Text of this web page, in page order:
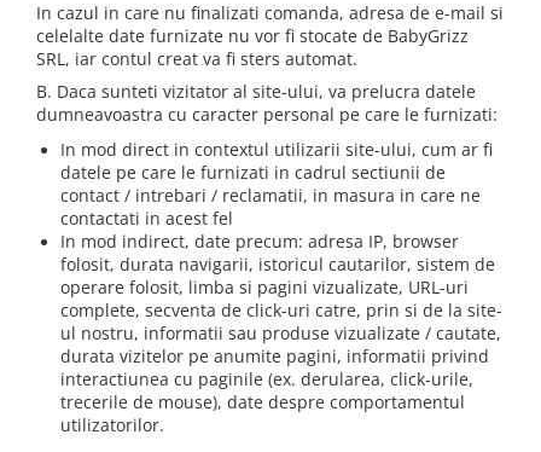
In cazul in care nu finalizati comanda, adresa de e-mail si
celelalte date furnizate nu vor fi stocate de BabyGrizz
SRL, iar contul creat va fi sters automat.
B. Daca sunteti vizitator al site-ului, va prelucra datele
dumneavoastra cu caracter personal pe care le furnizati:
In mod direct in contextul utilizarii site-ului, cum ar fi
datele pe care le furnizati in cadrul sectiunii de
contact / intrebari / reclamatii, in masura in care ne
contactati in acest fel
In mod indirect, date precum: adresa IP, browser
folosit, durata navigarii, istoricul cautarilor, sistem de
operare folosit, limba si pagini vizualizate, URL-uri
complete, secventa de click-uri catre, prin si de la site-
ul nostru, informatii sau produse vizualizate / cautate,
durata vizitelor pe anumite pagini, informatii privind
interactiunea cu paginile (ex. derularea, click-urile,
trecerile de mouse), date despre comportamentul
utilizatorilor.